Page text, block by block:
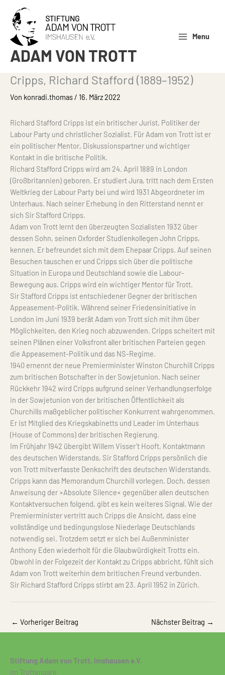
Inhalt
springen
ADAM VON TROTT
Menu
Cripps, Richard Stafford (1889–1952)
Von konradi.thomas/ 16. März 2022
Richard Stafford Cripps ist ein britischer Jurist, Politiker der
Labour Party und christlicher Sozialist. Für Adam von Trott ist er
ein politischer Mentor, Diskussionspartner und wichtiger
Kontakt in die britische Politik.
Richard Stafford Cripps wird am 24. April 1889 in London
(Großbritannien) geboren. Er studiert Jura, tritt nach dem Ersten
Weltkrieg der Labour Party bei und wird 1931 Abgeordneter im
Unterhaus. Nach seiner Erhebung in den Ritterstand nennt er
sich Sir Stafford Cripps.
Adam von Trott lernt den überzeugten Sozialisten 1932 über
dessen Sohn, seinen Oxforder Studienkollegen John Cripps,
kennen. Er befreundet sich mit dem Ehepaar Cripps. Auf seinen
Besuchen tauschen er und Cripps sich über die politische
Situation in Europa und Deutschland sowie die Labour-
Bewegung aus. Cripps wird ein wichtiger Mentor für Trott.
Sir Stafford Cripps ist entschiedener Gegner der britischen
Appeasement-Politik. Während seiner Friedensinitiative in
London im Juni 1939 berät Adam von Trott sich mit ihm über
Möglichkeiten, den Krieg noch abzuwenden. Cripps scheitert mit
seinen Plänen einer Volksfront aller britischen Parteien gegen
die Appeasement-Politik und das NS-Regime.
1940 ernennt der neue Premierminister Winston Churchill Cripps
zum britischen Botschafter in der Sowjetunion. Nach seiner
Rückkehr 1942 wird Cripps aufgrund seiner Verhandlungserfolge
in der Sowjetunion von der britischen Öffentlichkeit als
Churchills maßgeblicher politischer Konkurrent wahrgenommen.
Er ist Mitglied des Kriegskabinetts und Leader im Unterhaus
(House of Commons) der britischen Regierung.
Im Frühjahr 1942 übergibt Willem Visser’t Hooft, Kontaktmann
des deutschen Widerstands, Sir Stafford Cripps persönlich die
von Trott mitverfasste Denkschrift des deutschen Widerstands.
Cripps kann das Memorandum Churchill vorlegen. Doch, dessen
Anweisung der »Absolute Silence« gegenüber allen deutschen
Kontaktversuchen folgend, gibt es kein weiteres Signal. Wie der
Premierminister vertritt auch Cripps die Ansicht, dass eine
vollständige und bedingungslose Niederlage Deutschlands
notwendig sei. Trotzdem setzt er sich bei Außenminister
Anthony Eden wiederholt für die Glaubwürdigkeit Trotts ein.
Obwohl in der Folgezeit der Kontakt zu Cripps abbricht, fühlt sich
Adam von Trott weiterhin dem britischen Freund verbunden.
Sir Richard Stafford Cripps stirbt am 23. April 1952 in Zürich.
← Vorheriger Beitrag Nächster Beitrag →
Stiftung Adam von Trott, Imshausen e.V.
Im Trottenpark